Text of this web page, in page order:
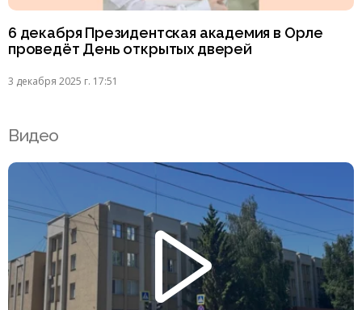
6 декабря Президентская академия в Орле
проведёт День открытых дверей
3 декабря 2025 г. 17:51
Видео